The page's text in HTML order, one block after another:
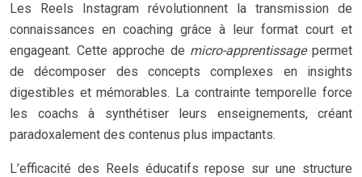
Les Reels Instagram révolutionnent la transmission de
connaissances en coaching grâce à leur format court et
engageant. Cette approche de micro-apprentissagepermet
de décomposer des concepts complexes en insights
digestibles et mémorables. La contrainte temporelle force
les coachs à synthétiser leurs enseignements, créant
paradoxalement des contenus plus impactants.
L’efficacité des Reels éducatifs repose sur une structure